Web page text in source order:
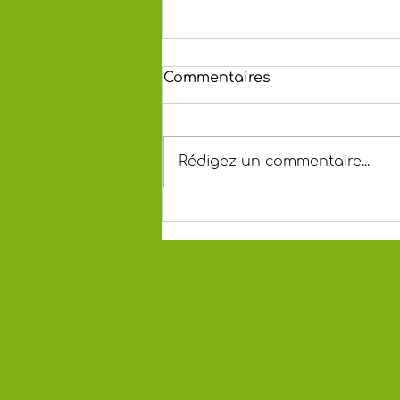
Commentaires
Rédigez un commentaire...